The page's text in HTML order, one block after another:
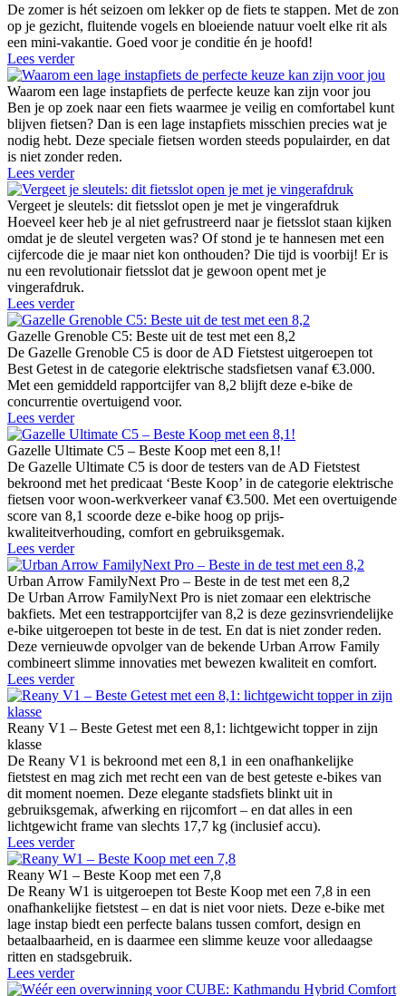
De zomer is hét seizoen om lekker op de fiets te stappen. Met de zon
op je gezicht, fluitende vogels en bloeiende natuur voelt elke rit als
een mini-vakantie. Goed voor je conditie én je hoofd!
Lees verder
Waarom een lage instapfiets de perfecte keuze kan zijn voor jou
Ben je op zoek naar een fiets waarmee je veilig en comfortabel kunt
blijven fietsen? Dan is een lage instapfiets misschien precies wat je
nodig hebt. Deze speciale fietsen worden steeds populairder, en dat
is niet zonder reden.
Lees verder
Vergeet je sleutels: dit fietsslot open je met je vingerafdruk
Hoeveel keer heb je al niet gefrustreerd naar je fietsslot staan kijken
omdat je de sleutel vergeten was? Of stond je te hannesen met een
cijfercode die je maar niet kon onthouden? Die tijd is voorbij! Er is
nu een revolutionair fietsslot dat je gewoon opent met je
vingerafdruk.
Lees verder
Gazelle Grenoble C5: Beste uit de test met een 8,2
De Gazelle Grenoble C5 is door de AD Fietstest uitgeroepen tot
Best Getest in de categorie elektrische stadsfietsen vanaf €3.000.
Met een gemiddeld rapportcijfer van 8,2 blijft deze e-bike de
concurrentie overtuigend voor.
Lees verder
Gazelle Ultimate C5 – Beste Koop met een 8,1!
De Gazelle Ultimate C5 is door de testers van de AD Fietstest
bekroond met het predicaat ‘Beste Koop’ in de categorie elektrische
fietsen voor woon-werkverkeer vanaf €3.500. Met een overtuigende
score van 8,1 scoorde deze e-bike hoog op prijs-
kwaliteitverhouding, comfort en gebruiksgemak.
Lees verder
Urban Arrow FamilyNext Pro – Beste in de test met een 8,2
De Urban Arrow FamilyNext Pro is niet zomaar een elektrische
bakfiets. Met een testrapportcijfer van 8,2 is deze gezinsvriendelijke
e-bike uitgeroepen tot beste in de test. En dat is niet zonder reden.
Deze vernieuwde opvolger van de bekende Urban Arrow Family
combineert slimme innovaties met bewezen kwaliteit en comfort.
Lees verder
Reany V1 – Beste Getest met een 8,1: lichtgewicht topper in zijn
klasse
De Reany V1 is bekroond met een 8,1 in een onafhankelijke
fietstest en mag zich met recht een van de best geteste e-bikes van
dit moment noemen. Deze elegante stadsfiets blinkt uit in
gebruiksgemak, afwerking en rijcomfort – en dat alles in een
lichtgewicht frame van slechts 17,7 kg (inclusief accu).
Lees verder
Reany W1 – Beste Koop met een 7,8
De Reany W1 is uitgeroepen tot Beste Koop met een 7,8 in een
onafhankelijke fietstest – en dat is niet voor niets. Deze e-bike met
lage instap biedt een perfecte balans tussen comfort, design en
betaalbaarheid, en is daarmee een slimme keuze voor alledaagse
ritten en stadsgebruik.
Lees verder